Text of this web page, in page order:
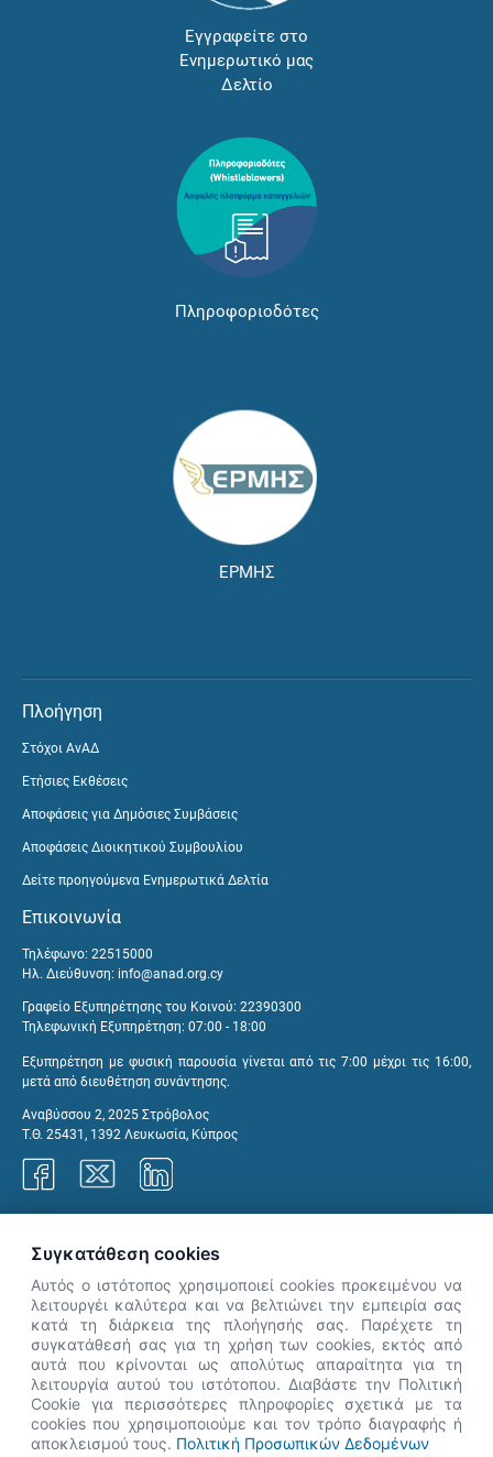
Εγγραφείτε στο
Ενημερωτικό μας
Δελτίο
Πληροφοριοδότες
ΕΡΜΗΣ
Πλοήγηση
Στόχοι ΑνΑΔ
Ετήσιες Εκθέσεις
Αποφάσεις για Δημόσιες Συμβάσεις
Αποφάσεις Διοικητικού Συμβουλίου
Δείτε προηγούμενα Ενημερωτικά Δελτία
Επικοινωνία
Τηλέφωνο: 22515000
Ηλ. Διεύθυνση: info@anad.org.cy
Γραφείο Εξυπηρέτησης του Κοινού: 22390300
Τηλεφωνική Εξυπηρέτηση: 07:00 - 18:00
Εξυπηρέτηση με φυσική παρουσία γίνεται από τις 7:00 μέχρι τις 16:00,
μετά από διευθέτηση συνάντησης.
Αναβύσσου 2, 2025 Στρόβολος
Τ.Θ. 25431, 1392 Λευκωσία, Κύπρος
👋 Καλώς ήρθες! Είμαι η Νόησις.
Πες μου πώς μπορώ να σε βοηθήσω
σήμερα.
Συγκατάθεση cookies
Αυτός ο ιστότοπος χρησιμοποιεί cookies προκειμένου να
λειτουργέι καλύτερα και να βελτιώνει την εμπειρία σας
κατά τη διάρκεια της πλοήγησής σας. Παρέχετε τη
συγκατάθεσή σας για τη χρήση των cookies, εκτός από
αυτά που κρίνονται ως απολύτως απαραίτητα για τη
λειτουργία αυτού του ιστότοπου. Διαβάστε την Πολιτική
Cookie για περισσότερες πληροφορίες σχετικά με τα
cookies που χρησιμοποιούμε και τον τρόπο διαγραφής ή
αποκλεισμού τους. Πολιτική Προσωπικών Δεδομένων